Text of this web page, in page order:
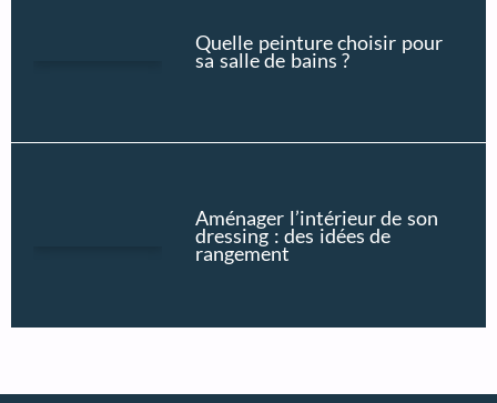
Quelle peinture choisir pour
sa salle de bains ?
Aménager l’intérieur de son
dressing : des idées de
rangement